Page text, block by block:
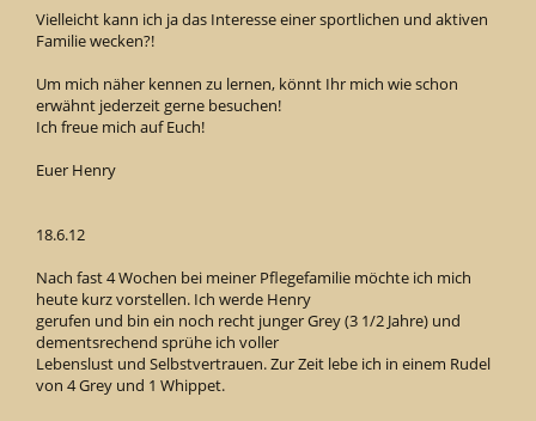
Vielleicht kann ich ja das Interesse einer sportlichen und aktiven
Familie wecken?!
Um mich näher kennen zu lernen, könnt Ihr mich wie schon
erwähnt jederzeit gerne besuchen!
Ich freue mich auf Euch!
Euer Henry
18.6.12
Nach fast 4 Wochen bei meiner Pflegefamilie möchte ich mich
heute kurz vorstellen. Ich werde Henry
gerufen und bin ein noch recht junger Grey (3 1/2 Jahre) und
dementsrechend sprühe ich voller
Lebenslust und Selbstvertrauen. Zur Zeit lebe ich in einem Rudel
von 4 Grey und 1 Whippet.